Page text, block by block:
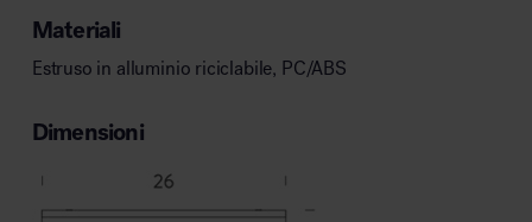
Materiali
Estruso in alluminio riciclabile, PC/ABS
Dimensioni